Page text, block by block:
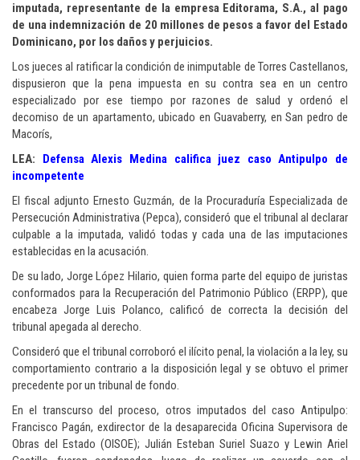
imputada, representante de la empresa Editorama, S.A., al pago
de una indemnización de 20 millones de pesos a favor del Estado
Dominicano, por los daños y perjuicios.
Los jueces al ratificar la condición de inimputable de Torres Castellanos,
dispusieron que la pena impuesta en su contra sea en un centro
especializado por ese tiempo por razones de salud y ordenó el
decomiso de un apartamento, ubicado en Guavaberry, en San pedro de
Macorís,
LEA:
Defensa Alexis Medina califica juez caso Antipulpo de
incompetente
El fiscal adjunto Ernesto Guzmán, de la Procuraduría Especializada de
Persecución Administrativa (Pepca), consideró que el tribunal al declarar
culpable a la imputada, validó todas y cada una de las imputaciones
establecidas en la acusación.
De su lado, Jorge López Hilario, quien forma parte del equipo de juristas
conformados para la Recuperación del Patrimonio Público (ERPP), que
encabeza Jorge Luis Polanco, calificó de correcta la decisión del
tribunal apegada al derecho.
Consideró que el tribunal corroboró el ilícito penal, la violación a la ley, su
comportamiento contrario a la disposición legal y se obtuvo el primer
precedente por un tribunal de fondo.
En el transcurso del proceso, otros imputados del caso Antipulpo:
Francisco Pagán, exdirector de la desaparecida Oficina Supervisora de
Obras del Estado (OISOE); Julián Esteban Suriel Suazo y Lewin Ariel